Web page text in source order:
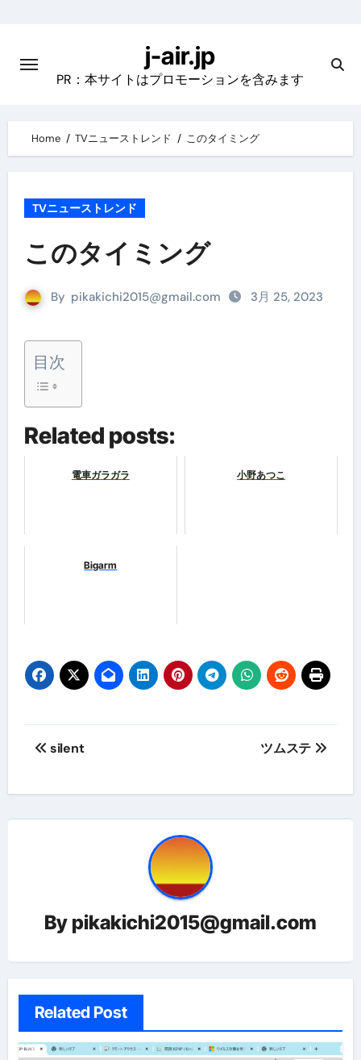
content
j-air.jp
PR：本サイトはプロモーションを含みます
Home TVニューストレンド このタイミング
TVニューストレンド
このタイミング
By pikakichi2015@gmail.com 3月 25, 2023
目次
Related posts:
電車ガラガラ 小野あつこ
Bigarm
投
シ
ョ
ン
silent ツムステ
By pikakichi2015@gmail.com
Related Post